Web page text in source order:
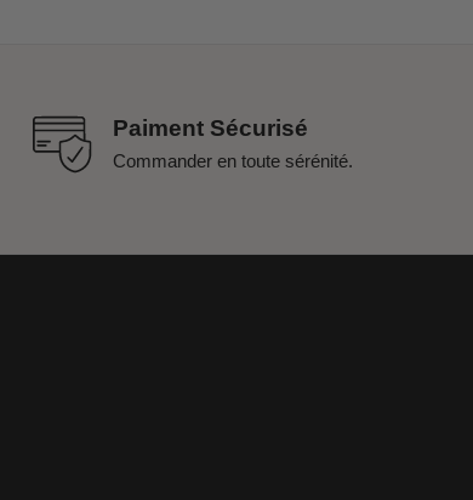
Paiment Sécurisé
Commander en toute sérénité.